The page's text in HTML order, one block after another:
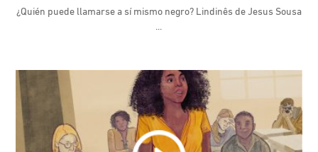
¿Quién puede llamarse a sí mismo negro? Lindinês de Jesus Sousa